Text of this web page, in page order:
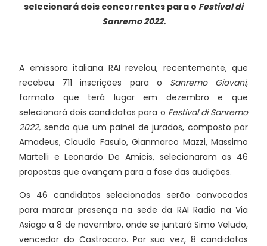
selecionará dois concorrentes para o Festival di
Sanremo 2022.
A emissora italiana RAI revelou, recentemente, que
recebeu 711 inscrições para o Sanremo Giovani,
formato que terá lugar em dezembro e que
selecionará dois candidatos para o Festival di Sanremo
2022, sendo que um painel de jurados, composto por
Amadeus, Claudio Fasulo, Gianmarco Mazzi, Massimo
Martelli e Leonardo De Amicis, selecionaram as 46
propostas que avançam para a fase das audições.
Os 46 candidatos selecionados serão convocados
para marcar presença na sede da RAI Radio na Via
Asiago a 8 de novembro, onde se juntará Simo Veludo,
vencedor do Castrocaro. Por sua vez, 8 candidatos